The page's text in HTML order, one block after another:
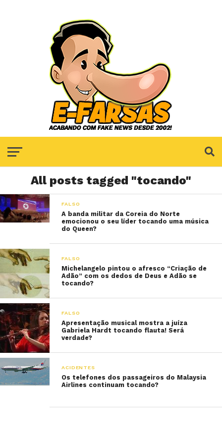
All posts tagged "tocando"
FALSO
A banda militar da Coreia do Norte
emocionou o seu líder tocando uma música
do Queen?
FALSO
Michelangelo pintou o afresco “Criação de
Adão” com os dedos de Deus e Adão se
tocando?
FALSO
Apresentação musical mostra a juíza
Gabriela Hardt tocando flauta! Será
verdade?
ACIDENTES
Os telefones dos passageiros do Malaysia
Airlines continuam tocando?